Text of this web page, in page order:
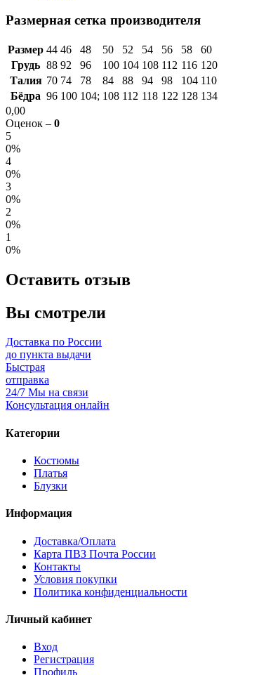
Размерная сетка производителя
Размер 44 46 48 50 52 54 56 58
60
Грудь 88 92 96 100 104 108 112 116 120
Талия 70 74 78 84 88 94 98 104 110
Бёдра 96 100 104; 108 112 118 122 128 134
0,00
Оценок – 0
5
0%
4
0%
3
0%
2
0%
1
0%
Оставить отзыв
Вы смотрели
Доставка по России
до пункта выдачи
Быстрая
отправка
24/7 Мы на связи
Консультация онлайн
Категории
Костюмы
Платья
Блузки
Информация
Доставка/Оплата
Карта ПВЗ Почта России
Контакты
Условия покупки
Политика конфиденциальности
Личный кабинет
Вход
Регистрация
Профиль